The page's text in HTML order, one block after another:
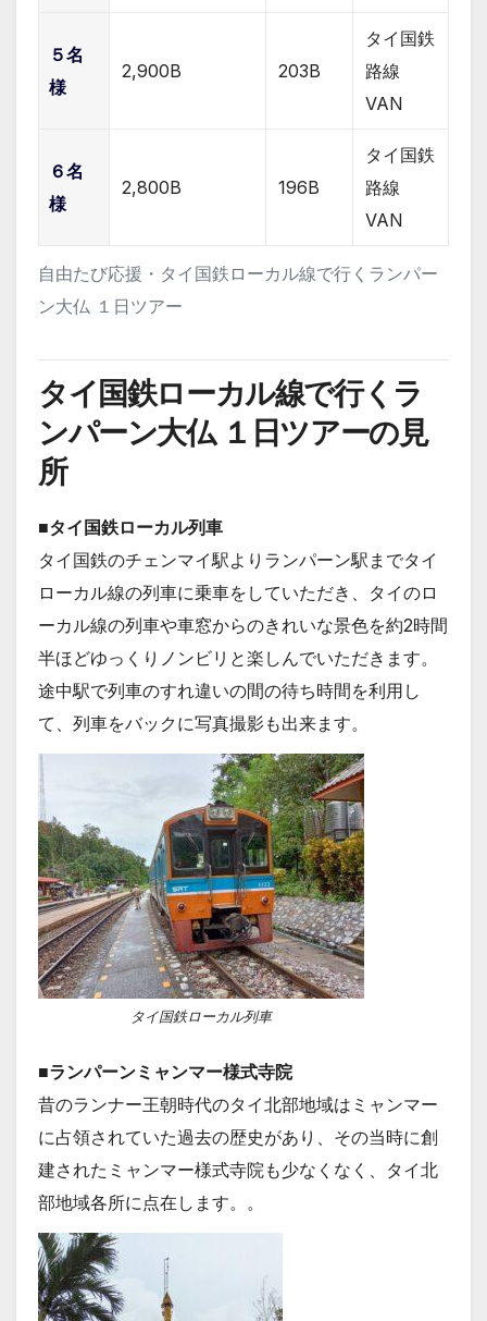
自由たび応援・タイ国鉄ローカル線で行くランパー
ン大仏 １日ツアー
５名
様
2,900B 203B
タイ国鉄
路線
VAN
６名
様
2,800B 196B
タイ国鉄
路線
VAN
タイ国鉄ローカル線で行くラ
ンパーン大仏 １日ツアーの見
所
■タイ国鉄ローカル列車
タイ国鉄のチェンマイ駅よりランパーン駅までタイ
ローカル線の列車に乗車をしていただき、タイのロ
ーカル線の列車や車窓からのきれいな景色を約2時間
半ほどゆっくりノンビリと楽しんでいただきます。
途中駅で列車のすれ違いの間の待ち時間を利用し
て、列車をバックに写真撮影も出来ます。
タイ国鉄ローカル列車
■ランパーンミャンマー様式寺院
昔のランナー王朝時代のタイ北部地域はミャンマー
に占領されていた過去の歴史があり、その当時に創
建されたミャンマー様式寺院も少なくなく、タイ北
部地域各所に点在します。。